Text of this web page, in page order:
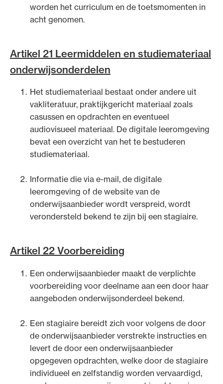
worden het curriculum en de toetsmomenten in
acht genomen.
Artikel 21 Leermiddelen en studiemateriaal
onderwijsonderdelen
Het studiemateriaal bestaat onder andere uit
vakliteratuur, praktijkgericht materiaal zoals
casussen en opdrachten en eventueel
audiovisueel materiaal. De digitale leeromgeving
bevat een overzicht van het te bestuderen
studiemateriaal.
Informatie die via e-mail, de digitale
leeromgeving of de website van de
onderwijsaanbieder wordt verspreid, wordt
verondersteld bekend te zijn bij een stagiaire.
Artikel 22 Voorbereiding
Een onderwijsaanbieder maakt de verplichte
voorbereiding voor deelname aan een door haar
aangeboden onderwijsonderdeel bekend.
Een stagiaire bereidt zich voor volgens de door
de onderwijsaanbieder verstrekte instructies en
levert de door een onderwijsaanbieder
opgegeven opdrachten, welke door de stagiaire
individueel en zelfstandig worden vervaardigd,